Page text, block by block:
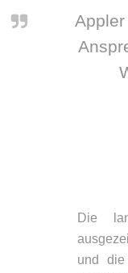
Die
und die